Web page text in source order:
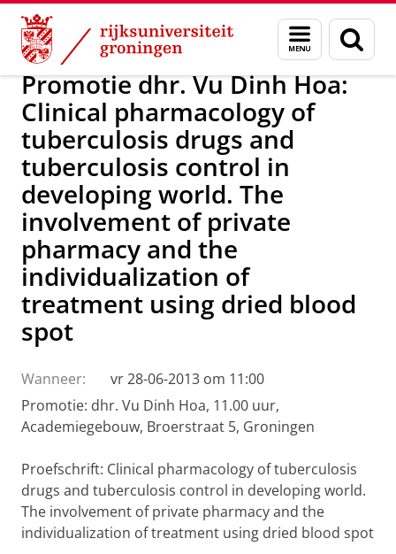
Skip
Content
Skip
Navigation
Menu
en
zoeken
Over ons Actueel Nieuws
Promotie dhr. Vu Dinh Hoa:
Clinical pharmacology of
tuberculosis drugs and
tuberculosis control in
developing world. The
involvement of private
pharmacy and the
individualization of
treatment using dried blood
spot
Wanneer:
vr 28-06-2013 om 11:00
Promotie: dhr. Vu Dinh Hoa, 11.00 uur,
Academiegebouw, Broerstraat 5, Groningen
Proefschrift: Clinical pharmacology of tuberculosis
drugs and tuberculosis control in developing world.
The involvement of private pharmacy and the
individualization of treatment using dried blood spot